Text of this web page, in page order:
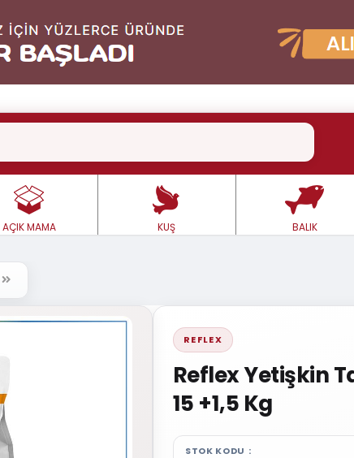
AÇIK MAMA KUŞ BALIK
REFLEX
Reflex Yetişkin
15 +1,5 Kg
STOK KODU